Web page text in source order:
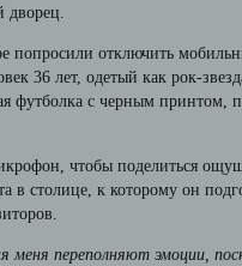
дворец.
попросили отключить
36 лет, одетый как рок-
футболка с черным принтом,
чтобы поделиться
в столице, к которому он
меня переполняют эмоции,